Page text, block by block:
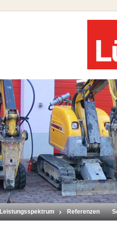
Leistungsspektrum Referenzen